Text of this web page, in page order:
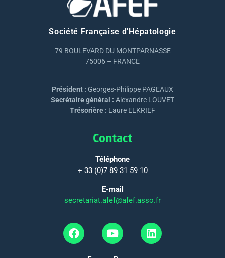
Société Française d'Hépatologie
79 BOULEVARD DU MONTPARNASSE
75006 – FRANCE
Président : Georges-Philippe PAGEAUX
Secrétaire général : Alexandre LOUVET
Trésorière : Laure ELKRIEF
Contact
Téléphone
+ 33 (0)7 89 31 59 10
E-mail
secretariat.afef@afef.asso.fr